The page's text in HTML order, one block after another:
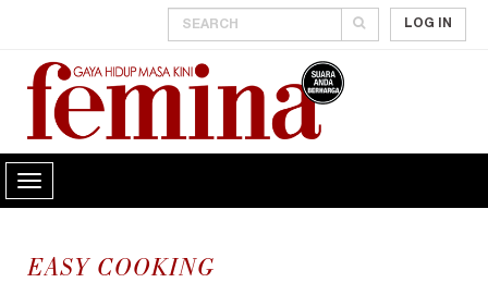
LOG IN
EASY COOKING